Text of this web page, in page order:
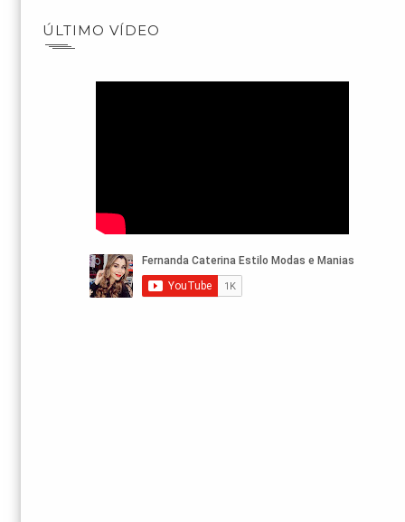
ÚLTIMO VÍDEO